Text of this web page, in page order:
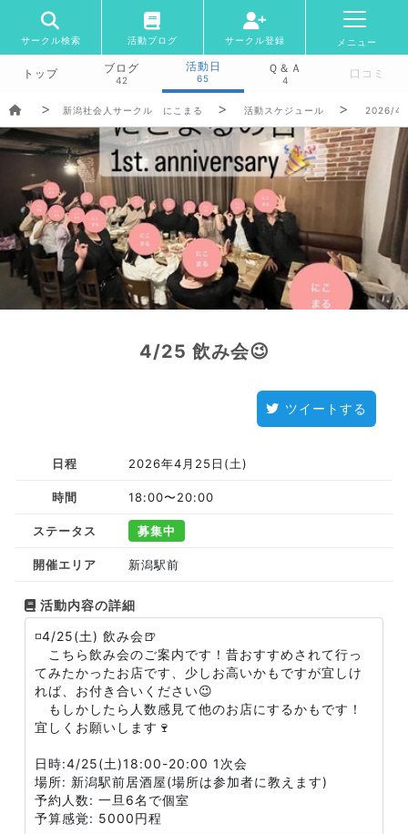
サークル検索 活動ブログ サークル登録 メニュー
トップ ブログ
42
活動日
65
Ｑ＆Ａ
4 口コミ
新潟社会人サークル にこまる 活動スケジュール 2026/4/
4/25 飲み会😉
ツイートする
日程 2026年4月25日(土)
時間 18:00〜20:00
ステータス 募集中
開催エリア 新潟駅前
活動内容の詳細
◽️4/25(土) 飲み会🍺
こちら飲み会のご案内です！昔おすすめされて行っ
てみたかったお店です、少しお高いかもですが宜しけ
れば、お付き合いください😉
もしかしたら人数感見て他のお店にするかもです！
宜しくお願いします🍷
日時:4/25(土)18:00-20:00 1次会
場所: 新潟駅前居酒屋(場所は参加者に教えます)
予約人数: 一旦6名で個室
予算感覚: 5000円程